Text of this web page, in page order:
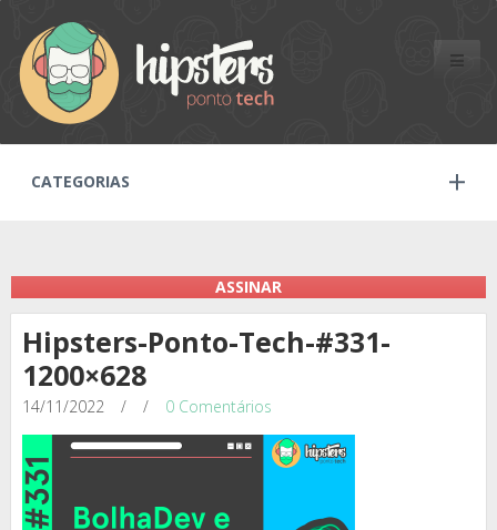
Toggle
CATEGORIAS
ASSINAR
Hipsters-Ponto-Tech-#331-
1200×628
14/11/2022 / / 0 Comentários